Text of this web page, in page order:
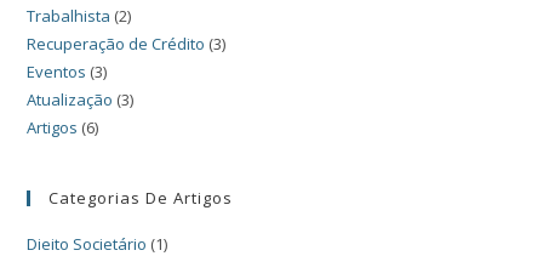
Trabalhista (2)
Recuperação de Crédito (3)
Eventos (3)
Atualização (3)
Artigos (6)
Categorias De Artigos
Dieito Societário (1)